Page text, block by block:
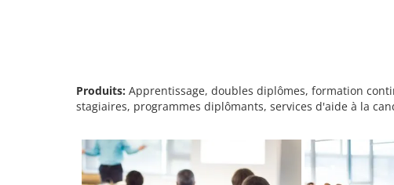
Produits: Apprentissage, doubles diplômes, formation
stagiaires, programmes diplômants, services d'aide à la